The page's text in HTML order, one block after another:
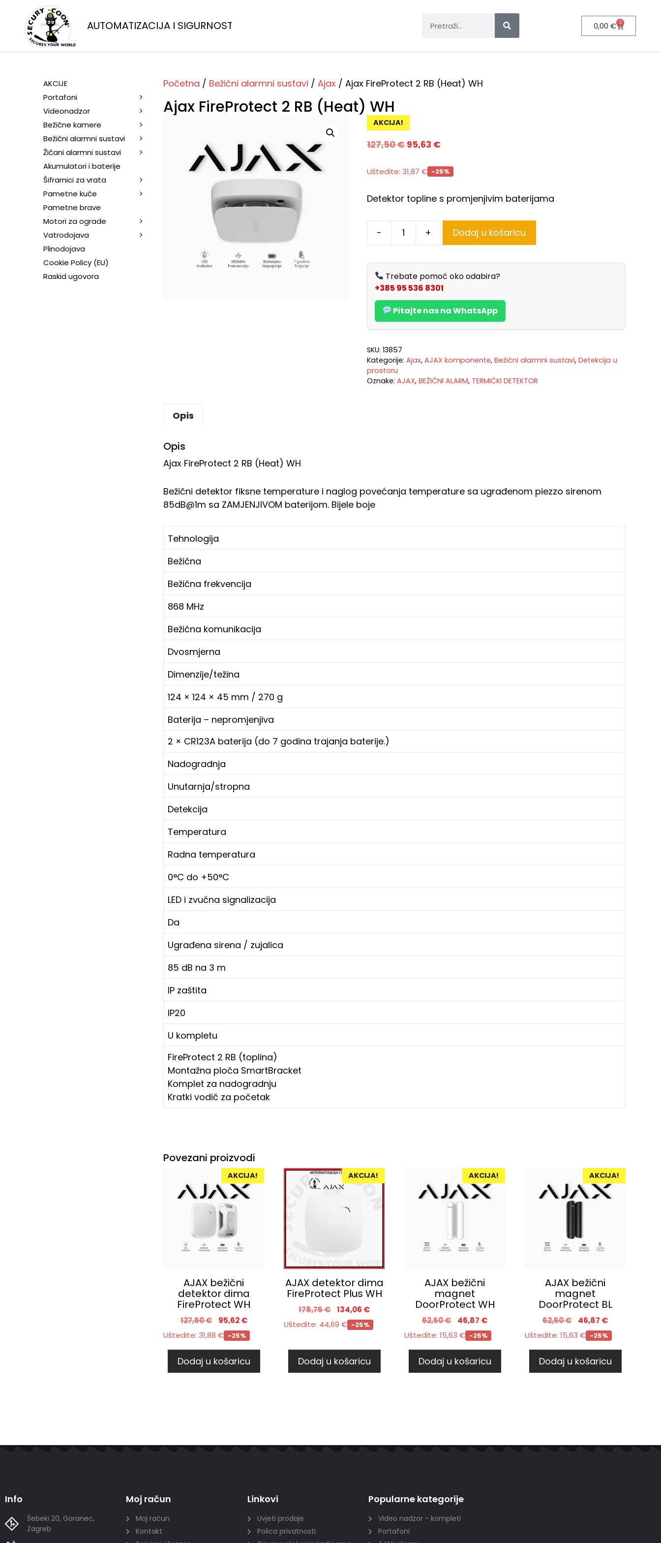
AUTOMATIZACIJA I SIGURNOST 0,00€ 0
Početna / Bežični alarmni sustavi / Ajax / Ajax FireProtect 2 RB (Heat) WH
Ajax FireProtect 2 RB (Heat) WH
AKCIJA!
127,50€ 95,63 €
Uštedite: 31,87 € -25%
Detektor topline s promjenjivim baterijama
- + Dodaj u košaricu
Trebate pomoć oko odabira?
+385 95 536 8301
Pitajte nas na WhatsApp
SKU: 13857
Kategorije: Ajax, AJAX komponente, Bežični alarmni sustavi, Detekcija u
prostoru
Oznake: AJAX, BEŽIČNI ALARM, TERMIČKI DETEKTOR
Opis
Opis
Ajax FireProtect 2 RB (Heat) WH
Bežični detektor fiksne temperature i naglog povećanja temperature sa ugrađenom piezzo sirenom
85dB@1m sa ZAMJENJIVOM baterijom. Bijele boje
Tehnologija
Bežična
Bežična frekvencija
868 MHz
Bežična komunikacija
Dvosmjerna
Dimenzije/težina
124 × 124 × 45 mm / 270 g
Baterija – nepromjenjiva
2 × CR123A baterija (do 7 godina trajanja baterije.)
Nadogradnja
Unutarnja/stropna
Detekcija
Temperatura
Radna temperatura
0°C do +50°C
LED i zvučna signalizacija
Da
Ugrađena sirena / zujalica
85 dB na 3 m
IP zaštita
IP20
U kompletu
FireProtect 2 RB (toplina)
Montažna ploča SmartBracket
Komplet za nadogradnju
Kratki vodič za početak
Povezani proizvodi
AKCIJA!
AJAX bežični
detektor dima
FireProtect WH
127,50€ 95,62€
Uštedite: 31,88 € -25%
Dodaj u košaricu
AKCIJA!
AJAX detektor dima
FireProtect Plus WH
178,75€ 134,06 €
Uštedite: 44,69 € -25%
Dodaj u košaricu
AKCIJA!
AJAX bežični
magnet
DoorProtect WH
62,50€ 46,87 €
Uštedite: 15,63 € -25%
Dodaj u košaricu
AKCIJA!
AJAX bežični
magnet
DoorProtect BL
62,50€ 46,87 €
Uštedite: 15,63 € -25%
Dodaj u košaricu
AKCIJE
Portafoni
Videonadzor
Bežične kamere
Bežični alarmni sustavi
Žičani alarmni sustavi
Akumulatori i baterije
Šifrarnici za vrata
Pametne kuće
Pametne brave
Motori za ograde
Vatrodojava
Plinodojava
Cookie Policy (EU)
Raskid ugovora
Info
Šebeki 20, Goranec,
Zagreb
Moj račun
Moj račun
Kontakt
Linkovi
Uvjeti prodaje
Polica privatnosti
Popularne kategorije
Video nadzor - kompleti
Portafoni